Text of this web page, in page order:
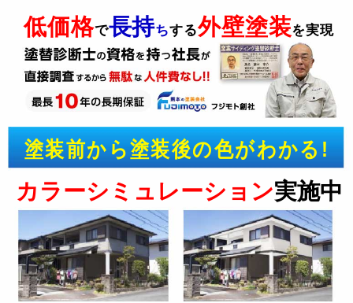
低価格で長持ちする外壁塗装を実現
塗装前から塗装後の色がわかる!
カラーシミュレーション実施中